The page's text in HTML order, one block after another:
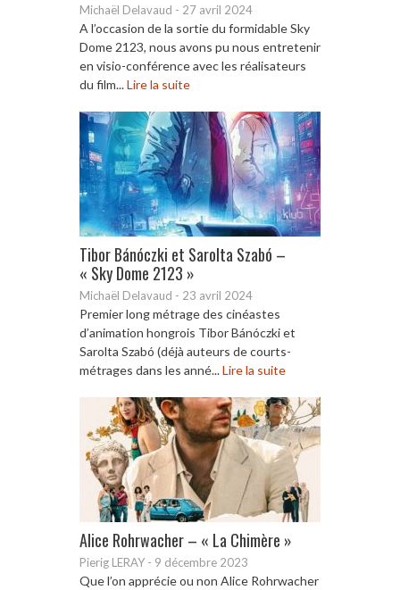
Michaël Delavaud - 27 avril 2024
A l’occasion de la sortie du formidable Sky
Dome 2123, nous avons pu nous entretenir
en visio-conférence avec les réalisateurs
du film...Lire la suite
Tibor Bánóczki et Sarolta Szabó –
« Sky Dome 2123 »
Michaël Delavaud - 23 avril 2024
Premier long métrage des cinéastes
d’animation hongrois Tibor Bánóczki et
Sarolta Szabó (déjà auteurs de courts-
métrages dans les anné...Lire la suite
Alice Rohrwacher – « La Chimère »
Pierig LERAY - 9 décembre 2023
Que l’on apprécie ou non Alice Rohrwacher